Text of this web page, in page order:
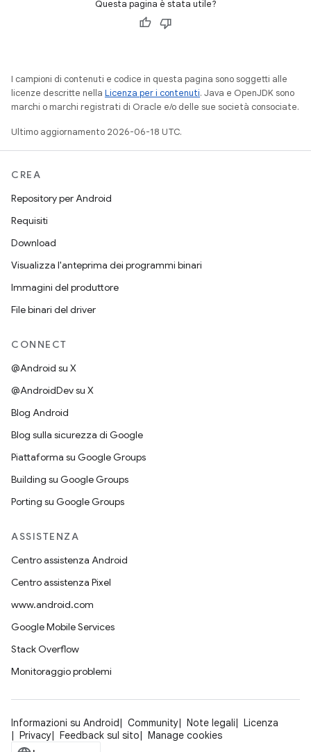
Questa pagina è stata utile?
I campioni di contenuti e codice in questa pagina sono soggetti alle
licenze descritte nella Licenza per i contenuti. Java e OpenJDK sono
marchi o marchi registrati di Oracle e/o delle sue società consociate.
Ultimo aggiornamento 2026-06-18 UTC.
CREA
Repository per Android
Requisiti
Download
Visualizza l'anteprima dei programmi binari
Immagini del produttore
File binari del driver
CONNECT
@Android su X
@AndroidDev su X
Blog Android
Blog sulla sicurezza di Google
Piattaforma su Google Groups
Building su Google Groups
Porting su Google Groups
ASSISTENZA
Centro assistenza Android
Centro assistenza Pixel
www.android.com
Google Mobile Services
Stack Overflow
Monitoraggio problemi
Informazioni su Android Community Note legali
Licenza
Privacy
Feedback sul sito Manage cookies